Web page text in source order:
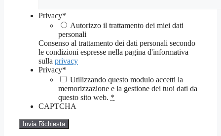
Privacy*
Autorizzo il trattamento dei miei dati
personali
Consenso al trattamento dei dati personali secondo
le condizioni espresse nella pagina d'informativa
sulla privacy
Privacy*
Utilizzando questo modulo accetti la
memorizzazione e la gestione dei tuoi dati da
questo sito web. *
CAPTCHA